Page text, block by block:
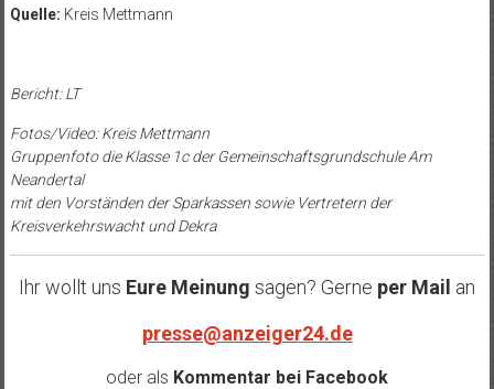
Quelle: Kreis Mettmann
Bericht: LT
Fotos/Video: Kreis Mettmann
Gruppenfoto die Klasse 1c der Gemeinschaftsgrundschule Am
Neandertal
mit den Vorständen der Sparkassen sowie Vertretern der
Kreisverkehrswacht und Dekra
Ihr wollt uns Eure Meinung sagen? Gerne per Mail an
presse@anzeiger24.de
oder als Kommentar bei Facebook